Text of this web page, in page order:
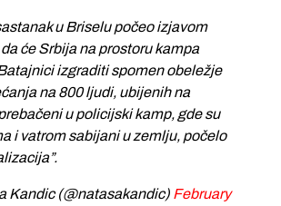
u Briselu počeo izjavom
će Srbija na prostoru kampa
izgraditi spomen obeležje
na 800 ljudi, ubijenih na
u policijski kamp, gde su
i vatrom sabijani u zemlju, počelo
Kandic (@natasakandic) February